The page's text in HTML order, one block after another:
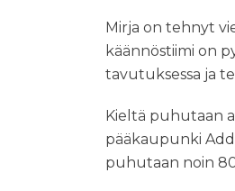
Mirja on tehnyt
käännöstiimi on
tavutuksessa ja
Kieltä puhutaan
pääkaupunki
puhutaan noin